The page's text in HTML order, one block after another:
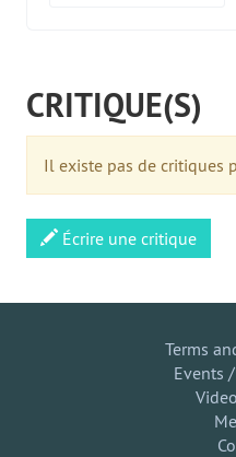
CRITIQUE(S)
Il existe pas de critiques
Écrire une critique
Terms
Events